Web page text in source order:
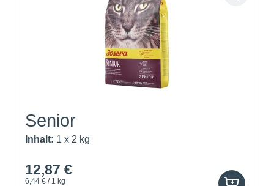
Senior
Inhalt: 1 x 2 kg
12,87 €
6,44 € / 1 kg